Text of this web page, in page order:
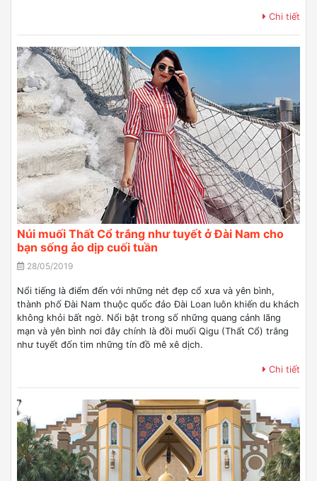
Chi tiết
Núi muối Thất Cổ trắng như tuyết ở Đài Nam cho
bạn sống ảo dịp cuối tuần
28/05/2019
Nổi tiếng là điểm đến với những nét đẹp cổ xưa và yên bình,
thành phố Đài Nam thuộc quốc đảo Đài Loan luôn khiến du khách
không khỏi bất ngờ. Nổi bật trong số những quang cảnh lãng
mạn và yên bình nơi đây chính là đồi muối Qigu (Thất Cổ) trắng
như tuyết đốn tim những tín đồ mê xê dịch.
Chi tiết